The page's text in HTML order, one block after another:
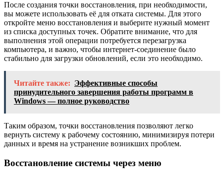
После создания точки восстановления, при необходимости,
вы можете использовать её для отката системы. Для этого
откройте меню восстановления и выберите нужный момент
из списка доступных точек. Обратите внимание, что для
выполнения этой операции потребуется перезагрузка
компьютера, и важно, чтобы интернет-соединение было
стабильно для загрузки обновлений, если это необходимо.
Читайте также: Эффективные способы
принудительного завершения работы программ в
Windows — полное руководство
Таким образом, точки восстановления позволяют легко
вернуть систему к рабочему состоянию, минимизируя потери
данных и время на устранение возникших проблем.
Восстановление системы через меню